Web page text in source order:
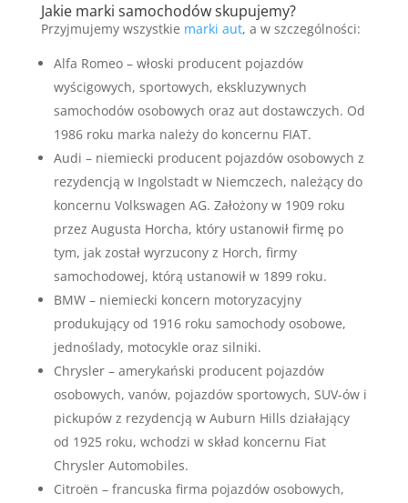
Jakie marki samochodów skupujemy?
Przyjmujemy wszystkie marki aut, a w szczególności:
Alfa Romeo – włoski producent pojazdów
wyścigowych, sportowych, ekskluzywnych
samochodów osobowych oraz aut dostawczych. Od
1986 roku marka należy do koncernu FIAT.
Audi – niemiecki producent pojazdów osobowych z
rezydencją w Ingolstadt w Niemczech, należący do
koncernu Volkswagen AG. Założony w 1909 roku
przez Augusta Horcha, który ustanowił firmę po
tym, jak został wyrzucony z Horch, firmy
samochodowej, którą ustanowił w 1899 roku.
BMW – niemiecki koncern motoryzacyjny
produkujący od 1916 roku samochody osobowe,
jednoślady, motocykle oraz silniki.
Chrysler – amerykański producent pojazdów
osobowych, vanów, pojazdów sportowych, SUV-ów i
pickupów z rezydencją w Auburn Hills działający
od 1925 roku, wchodzi w skład koncernu Fiat
Chrysler Automobiles.
Citroën – francuska firma pojazdów osobowych,